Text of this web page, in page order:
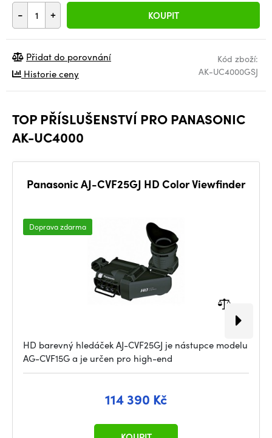
- + KOUPIT
Kód zboží:
AK-UC4000GSJ
Přidat do porovnání
Historie ceny
TOP PŘÍSLUŠENSTVÍ PRO PANASONIC
AK-UC4000
Panasonic AJ-CVF25GJ HD Color Viewfinder
Doprava zdarma
HD barevný hledáček AJ-CVF25GJ je nástupce modelu
AG-CVF15G a je určen pro high-end
114 390 Kč